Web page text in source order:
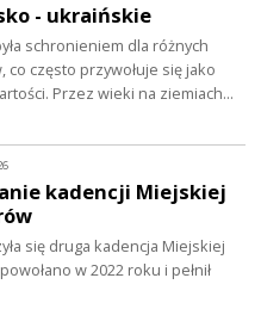
- ukraińskie
schronieniem dla różnych
co często przywołuje się jako
Przez wieki na ziemiach…
kadencji Miejskiej
się druga kadencja Miejskiej
w 2022 roku i pełnił